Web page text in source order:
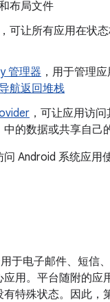
布局文件
，可让所有应用在状
管理器 ，用于管理
航返回堆栈
，可让应用访
中的数据或共享自己
Android 系统应用
于电子邮件、短信
用。平台随附的应
特殊状态。因此，